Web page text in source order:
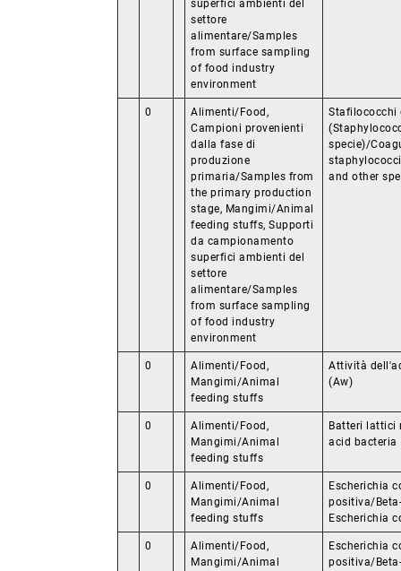
superfici ambienti del
settore
alimentare/Samples
from surface sampling
of food industry
environment
0
Alimenti/Food,
Campioni provenienti
dalla fase di
produzione
primaria/Samples from
the primary production
stage, Mangimi/Animal
feeding stuffs, Supporti
da campionamento
superfici ambienti del
settore
alimentare/Samples
from surface sampling
of food industry
environment
Stafilococchi
specie)/
and other
0
Alimenti/Food,
Mangimi/Animal
feeding stuffs
Attività
(Aw)
0
Alimenti/Food,
Mangimi/Animal
feeding stuffs
Batteri lattici
acid bacteria
0
Alimenti/Food,
Mangimi/Animal
feeding stuffs
Escherichia
positiva/
Escherichia
0
Alimenti/Food,
Mangimi/Animal
Escherichia
positiva/